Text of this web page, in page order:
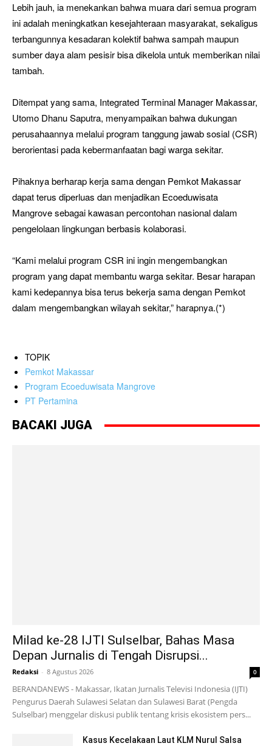
Lebih jauh, ia menekankan bahwa muara dari semua program
ini adalah meningkatkan kesejahteraan masyarakat, sekaligus
terbangunnya kesadaran kolektif bahwa sampah maupun
sumber daya alam pesisir bisa dikelola untuk memberikan nilai
tambah.
Ditempat yang sama, Integrated Terminal Manager Makassar,
Utomo Dhanu Saputra, menyampaikan bahwa dukungan
perusahaannya melalui program tanggung jawab sosial (CSR)
berorientasi pada kebermanfaatan bagi warga sekitar.
Pihaknya berharap kerja sama dengan Pemkot Makassar
dapat terus diperluas dan menjadikan Ecoeduwisata
Mangrove sebagai kawasan percontohan nasional dalam
pengelolaan lingkungan berbasis kolaborasi.
“Kami melalui program CSR ini ingin mengembangkan
program yang dapat membantu warga sekitar. Besar harapan
kami kedepannya bisa terus bekerja sama dengan Pemkot
dalam mengembangkan wilayah sekitar,” harapnya.(*)
TOPIK
Pemkot Makassar
Program Ecoeduwisata Mangrove
PT Pertamina
BACAKI JUGA
Milad ke-28 IJTI Sulselbar, Bahas Masa
Depan Jurnalis di Tengah Disrupsi...
Redaksi - 8 Agustus 2026 0
BERANDANEWS - Makassar, Ikatan Jurnalis Televisi Indonesia (IJTI)
Pengurus Daerah Sulawesi Selatan dan Sulawesi Barat (Pengda
Sulselbar) menggelar diskusi publik tentang krisis ekosistem pers...
Kasus Kecelakaan Laut KLM Nurul Salsa